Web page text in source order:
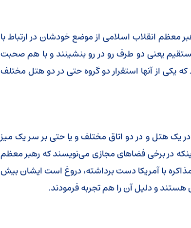
معظم انقلاب اسلامی از موضع خودشان در ارتباط با
یعنی دو طرف رو در رو بنشینند و با هم صحبت
یکی از آنها استقرار دو گروه حتی در دو هتل مختلف
یک هتل و در دو اتاق مختلف و یا حتی بر سر یک میز
در برخی فضاهای مجازی می‌نویسند که رهبر معظم
با آمریکا دست برداشته، دروغ است ایشان بیش